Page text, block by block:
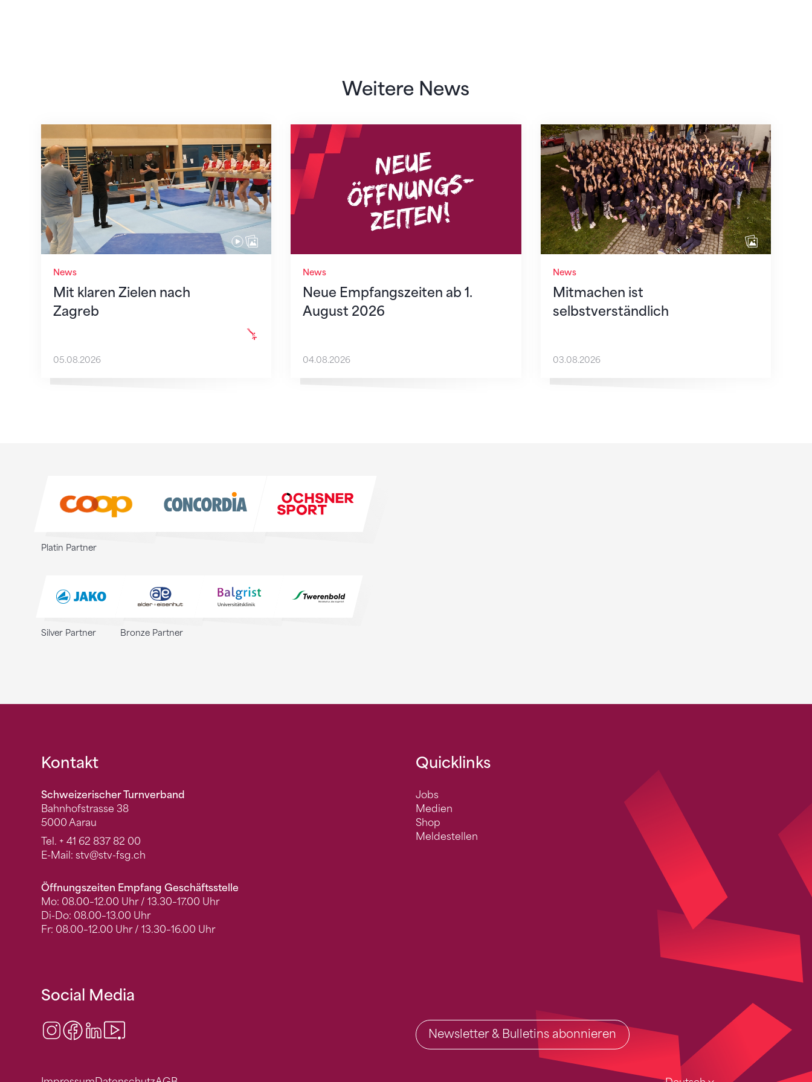
Weitere News
News
Mit klaren Zielen nach
Zagreb
Mit klaren Zielen nach Zagreb
05.08.2026
News
Neue Empfangszeiten ab 1.
August 2026
Neue Empfangszeiten ab 1. August 2026
04.08.2026
News
Mitmachen ist
selbstverständlich
Mitmachen ist selbstverständlich
03.08.2026
Platin Partner
Silver Partner Bronze Partner
Fusszeile
Kontakt
Schweizerischer Turnverband
Bahnhofstrasse 38
5000 Aarau
Tel. + 41 62 837 82 00
E-Mail: stv@stv-fsg.ch
Öffnungszeiten Empfang Geschäftsstelle
Mo: 08.00–12.00 Uhr / 13.30–17.00 Uhr
Di-Do: 08.00–13.00 Uhr
Fr: 08.00–12.00 Uhr / 13.30–16.00 Uhr
Quicklinks
Jobs
Medien
Shop
Meldestellen
Social Media
Instagram
Facebook
LinkedIn Newsletter & Bulletins abonnieren